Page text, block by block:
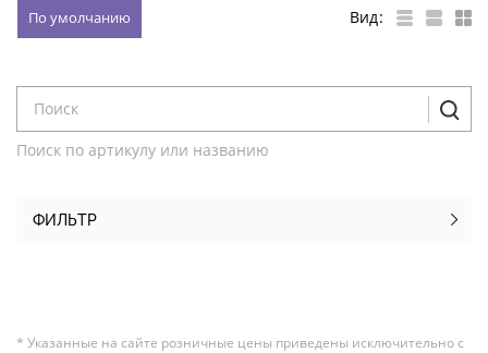
По умолчанию Вид:
Поиск по артикулу или названию
ФИЛЬТР
* Указанные на сайте розничные цены приведены исключительно с